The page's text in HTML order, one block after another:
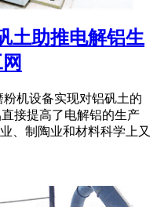
土助推电解铝生
机设备实现对铝矾土的
接提高了电解铝的生产
、制陶业和材料科学上又